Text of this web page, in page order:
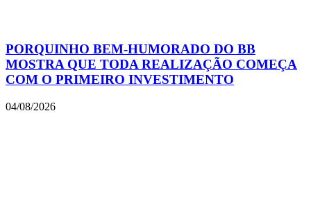
PORQUINHO BEM-HUMORADO DO BB
MOSTRA QUE TODA REALIZAÇÃO COMEÇA
COM O PRIMEIRO INVESTIMENTO
04/08/2026